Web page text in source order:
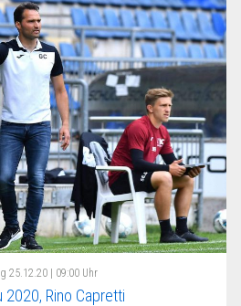
25.12.20 | 09:00 Uhr
2020, Rino Capretti